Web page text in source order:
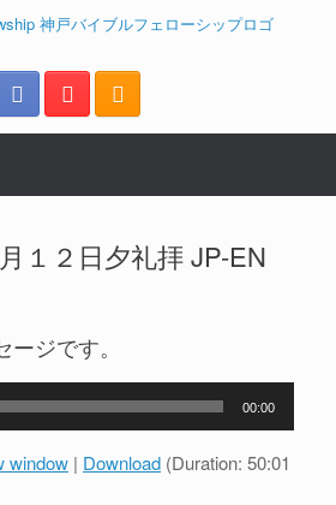
１２日夕礼拝 JP-EN
ジです。
00:00
window | Download (Duration: 50:01